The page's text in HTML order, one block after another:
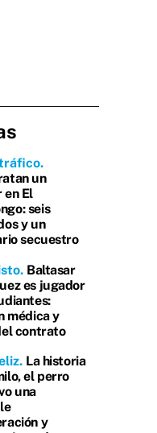
un
en El
seis
y un
secuestro
Baltasar
es jugador
médica y
contrato
La historia
el perro
una
y